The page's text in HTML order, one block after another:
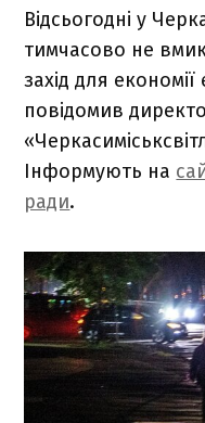
Відсьогодні у
тимчасово не
захід для
повідомив
Інформують на
ради.